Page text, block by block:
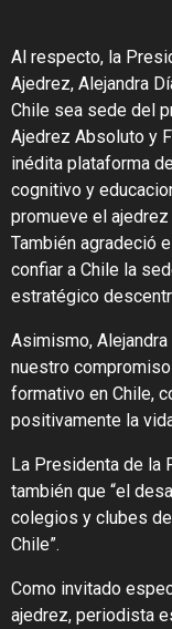
Al respecto, la
Ajedrez, Alejandra
Chile sea sede del
Ajedrez Absoluto y
inédita plataforma
cognitivo y
promueve el
También agradeció
confiar a Chile la
estratégico
Asimismo,
nuestro
formativo en Chile,
positivamente la
La Presidenta de la
también que “el
colegios y clubes
Chile”.
Como invitado
ajedrez, periodista